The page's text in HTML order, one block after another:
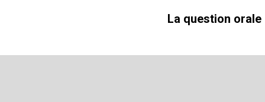
La question orale